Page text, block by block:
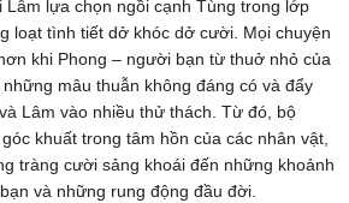
Lâm lựa chọn ngồi cạnh Tùng trong lớp
loạt tình tiết dở khóc dở cười. Mọi chuyện
khi Phong – người bạn từ thuở nhỏ của
mâu thuẫn không đáng có và đẩy
Lâm vào nhiều thử thách. Từ đó, bộ
khuất trong tâm hồn của các nhân vật,
tràng cười sảng khoái đến những khoảnh
và những rung động đầu đời.